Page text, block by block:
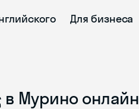
Для бизнеса
в Мурино онлайн